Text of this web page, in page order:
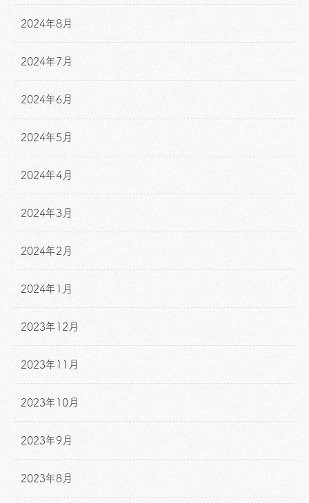
2024年8月
2024年7月
2024年6月
2024年5月
2024年4月
2024年3月
2024年2月
2024年1月
2023年12月
2023年11月
2023年10月
2023年9月
2023年8月